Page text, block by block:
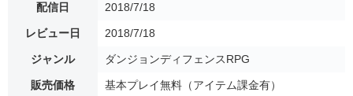
配信日 2018/7/18
レビュー日 2018/7/18
ジャンル ダンジョンディフェンスRPG
販売価格 基本プレイ無料（アイテム課金有）